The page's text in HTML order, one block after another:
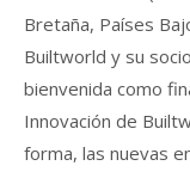
Bretaña, Países
Builtworld y su
bienvenida como
Innovación de
forma, las nuevas